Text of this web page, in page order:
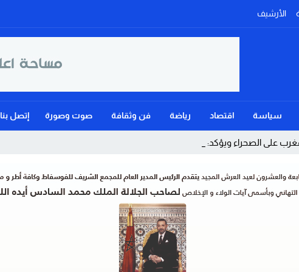
الأرشيف
سياسة اقتصاد رياضة فن وثقافة صوت وصورة إتصل بنا
على الصحراء ويؤكد: الحكم الذاتي _